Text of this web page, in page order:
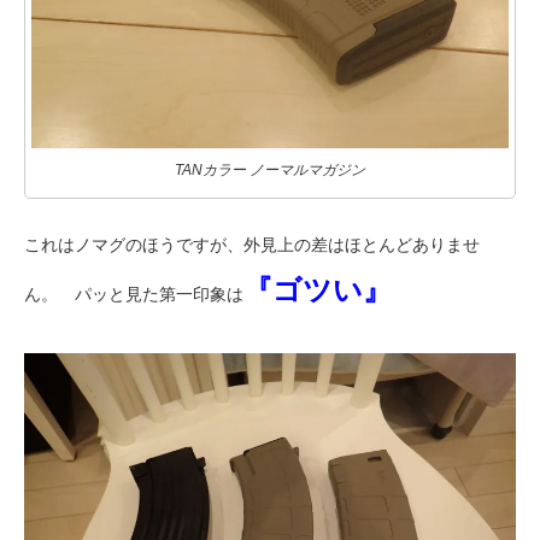
TANカラー ノーマルマガジン
これはノマグのほうですが、外見上の差はほとんどありませ
ん。 パッと見た第一印象は 『ゴツい』